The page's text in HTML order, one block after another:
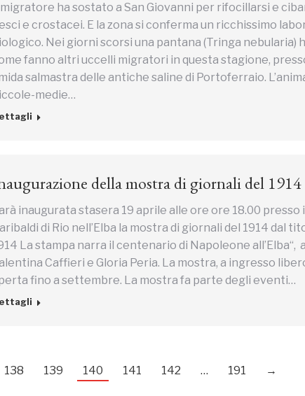
migratore ha sostato a San Giovanni per rifocillarsi e
e crostacei. E la zona si conferma un ricchissimo
Nei giorni scorsi una pantana (Tringa nebularia)
fanno altri uccelli migratori in questa stagione,
salmastra delle antiche saline di Portoferraio.
medie…
della mostra di giornali del 1914
inaugurata stasera 19 aprile alle ore ore 18.00 presso
di Rio nell’Elba la mostra di giornali del 1914 dal
La stampa narra il centenario di Napoleone all’Elba“,
Caffieri e Gloria Peria. La mostra, a ingresso
fino a settembre. La mostra fa parte degli eventi…
138 139 140 141 142 … 191 →